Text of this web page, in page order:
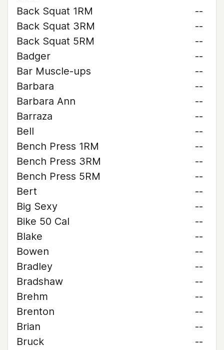
Back Squat 1RM
--
Back Squat 3RM
--
Back Squat 5RM
--
Badger
--
Bar Muscle-ups
--
Barbara
--
Barbara Ann
--
Barraza
--
Bell
--
Bench Press 1RM
--
Bench Press 3RM
--
Bench Press 5RM
--
Bert
--
Big Sexy
--
Bike 50 Cal
--
Blake
--
Bowen
--
Bradley
--
Bradshaw
--
Brehm
--
Brenton
--
Brian
--
Bruck
--